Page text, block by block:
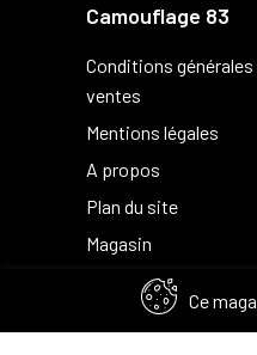
Camouflage 83
Conditions générales
ventes
Mentions légales
A propos
Plan du site
Magasin
Ce